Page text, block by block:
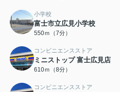
小学校
富士市立広見小学校
550ｍ（7分）
コンビニエンスストア
ミニストップ 富士広見店
610ｍ（8分）
コンビニエンスストア